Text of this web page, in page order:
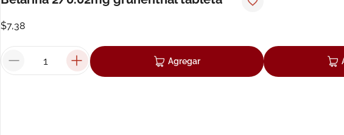
$7,38
Agregar